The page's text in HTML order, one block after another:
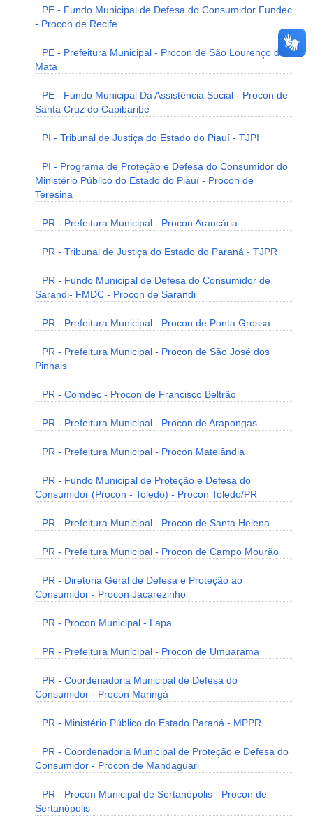
PE - Fundo Municipal de Defesa do Consumidor Fundec
- Procon de Recife
PE - Prefeitura Municipal - Procon de São Lourenço da
Mata
PE - Fundo Municipal Da Assistência Social - Procon de
Santa Cruz do Capibaribe
PI - Tribunal de Justiça do Estado do Piauí - TJPI
PI - Programa de Proteção e Defesa do Consumidor do
Ministério Público do Estado do Piauí - Procon de
Teresina
PR - Prefeitura Municipal - Procon Araucária
PR - Tribunal de Justiça do Estado do Paraná - TJPR
PR - Fundo Municipal de Defesa do Consumidor de
Sarandi- FMDC - Procon de Sarandi
PR - Prefeitura Municipal - Procon de Ponta Grossa
PR - Prefeitura Municipal - Procon de São José dos
Pinhais
PR - Comdec - Procon de Francisco Beltrão
PR - Prefeitura Municipal - Procon de Arapongas
PR - Prefeitura Municipal - Procon Matelândia
PR - Fundo Municipal de Proteção e Defesa do
Consumidor (Procon - Toledo) - Procon Toledo/PR
PR - Prefeitura Municipal - Procon de Santa Helena
PR - Prefeitura Municipal - Procon de Campo Mourão
PR - Diretoria Geral de Defesa e Proteção ao
Consumidor - Procon Jacarezinho
PR - Procon Municipal - Lapa
PR - Prefeitura Municipal - Procon de Umuarama
PR - Coordenadoria Municipal de Defesa do
Consumidor - Procon Maringá
PR - Ministério Público do Estado Paraná - MPPR
PR - Coordenadoria Municipal de Proteção e Defesa do
Consumidor - Procon de Mandaguari
PR - Procon Municipal de Sertanópolis - Procon de
Sertanópolis